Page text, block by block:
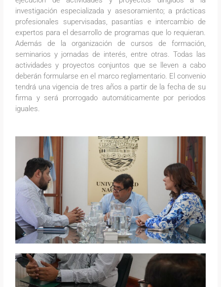
investigación especializada y asesoramiento; a prácticas
profesionales supervisadas, pasantías e intercambio de
expertos para el desarrollo de programas que lo requieran.
Además de la organización de cursos de formación,
seminarios y jornadas de interés, entre otras. Todas las
actividades y proyectos conjuntos que se lleven a cabo
deberán formularse en el marco reglamentario. El convenio
tendrá una vigencia de tres años a partir de la fecha de su
firma y será prorrogado automáticamente por periodos
iguales.